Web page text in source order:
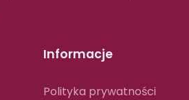
Informacje
Polityka prywatności